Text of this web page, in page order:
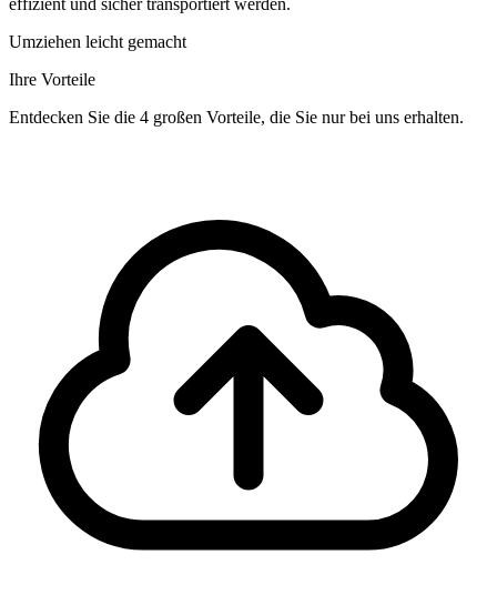
effizient und sicher transportiert werden.
Umziehen leicht gemacht
Ihre Vorteile
Entdecken Sie die 4 großen Vorteile, die Sie nur bei uns erhalten.